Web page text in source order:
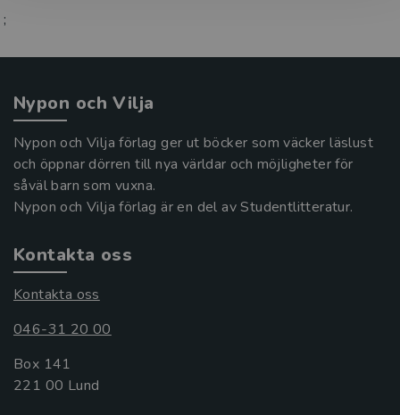
;
Nypon och Vilja
Nypon och Vilja förlag ger ut böcker som väcker läslust
och öppnar dörren till nya världar och möjligheter för
såväl barn som vuxna.
Nypon och Vilja förlag är en del av Studentlitteratur.
Kontakta oss
Kontakta oss
046-31 20 00
Box 141
221 00 Lund